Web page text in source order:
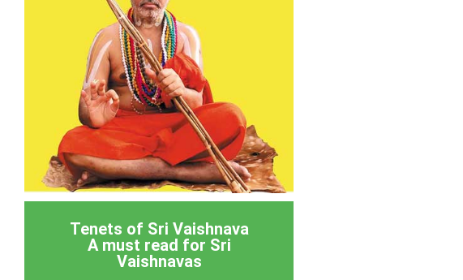
Tenets of Sri Vaishnava
A must read for Sri
Vaishnavas